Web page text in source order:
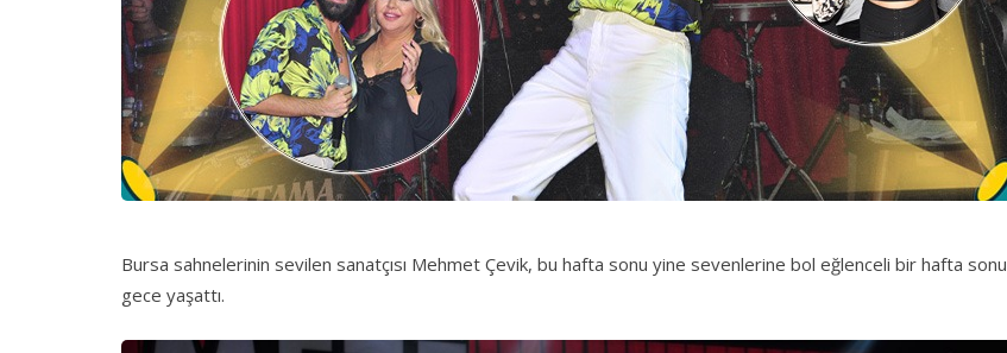
Bursa sahnelerinin sevilen sanatçısı Mehmet Çevik, bu hafta sonu yine sevenlerine bol eğlenceli bir hafta sonu
gece yaşattı.